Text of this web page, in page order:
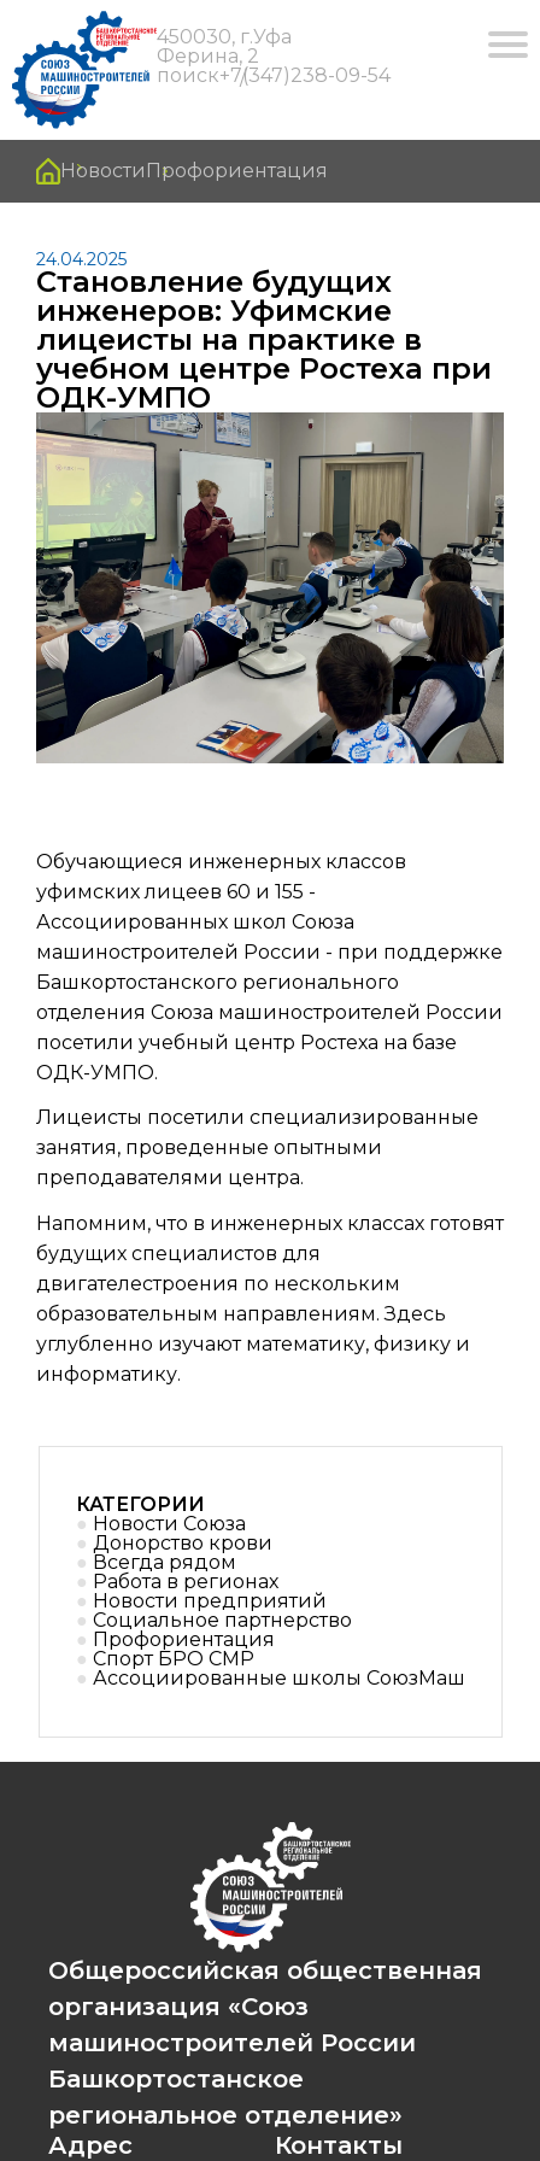
450030, г.Уфа
Ферина, 2
поиск+7(347)238-09-54
Новости Профориентация
24.04.2025
Становление будущих
инженеров: Уфимские
лицеисты на практике в
учебном центре Ростеха при
ОДК-УМПО
Обучающиеся инженерных классов
уфимских лицеев 60 и 155 -
Ассоциированных школ Союза
машиностроителей России - при поддержке
Башкортостанского регионального
отделения Союза машиностроителей России
посетили учебный центр Ростеха на базе
ОДК-УМПО.
Лицеисты посетили специализированные
занятия, проведенные опытными
преподавателями центра.
Напомним, что в инженерных классах готовят
будущих специалистов для
двигателестроения по нескольким
образовательным направлениям. Здесь
углубленно изучают математику, физику и
информатику.
КАТЕГОРИИ
Новости Союза
Донорство крови
Всегда рядом
Работа в регионах
Новости предприятий
Социальное партнерствo
Профориентация
Спорт БРО СМР
Ассоциированные школы СоюзМаш
Общероссийская общественная
организация «Союз
машиностроителей России
Башкортостанское
региональное отделение»
Адрес
Контакты